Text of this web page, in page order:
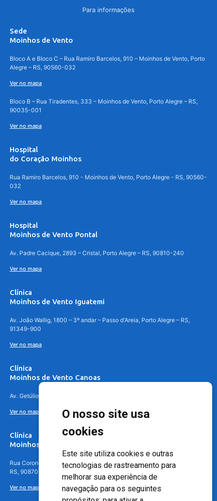
O nosso site usa
cookies
Este site utiliza cookies e outras
tecnologias de rastreamento para
melhorar sua experiência de
navegação para os seguintes
Para informações
Sede
Moinhos de Vento
Bloco A e Bloco C – Rua Ramiro Barcelos, 910 – Moinhos de Vento, Porto
Alegre – RS, 90560-032
Ver no mapa
Bloco B – Rua Tiradentes, 333 – Moinhos de Vento, Porto Alegre – RS,
90035-001
Ver no mapa
Hospital
do Coração Moinhos
Rua Ramiro Barcelos, 910 - Moinhos de Vento, Porto Alegre - RS, 90560-
032
Ver no mapa
Hospital
Moinhos de Vento Pontal
Av. Padre Cacique, 2893 – Cristal, Porto Alegre – RS, 90810-240
Ver no mapa
Clínica
Moinhos de Vento Iguatemi
Av. João Wallig, 1800 – 3º andar – Passo d'Areia, Porto Alegre – RS,
91349-900
Ver no mapa
Clínica
Moinhos de Vento Canoas
Av. Getúlio Vargas, 4841 – Centro, Canoas – RS, 92010-010
Ver no mapa
Clínica
Moinhos de Vento - Teresópolis
Rua Coronel Aparício Borges, 250 - 3º andar - Teresópolis, Porto Alegre -
RS, 90870-016
Ver no mapa